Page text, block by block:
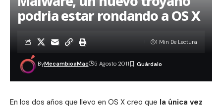
podria estar rondando a OS X
ByMecambioaMac 5 Agosto 2011
1 Min De Lectura
En los dos años que llevo en OS X creo que la única vez